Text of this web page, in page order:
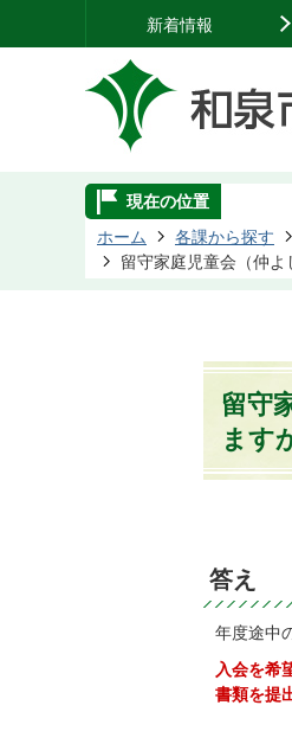
新着情報
現在の位置
ホーム
各課から探す
留守家庭児童会（仲
留守
ます
答え
年度途中
入会を希
書類を提